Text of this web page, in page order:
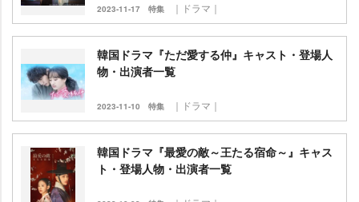
2023-11-17 特集 ｜ドラマ｜
韓国ドラマ『ただ愛する仲』キャスト・登場人
物・出演者一覧
2023-11-10 特集 ｜ドラマ｜
韓国ドラマ『最愛の敵～王たる宿命～』キャス
ト・登場人物・出演者一覧